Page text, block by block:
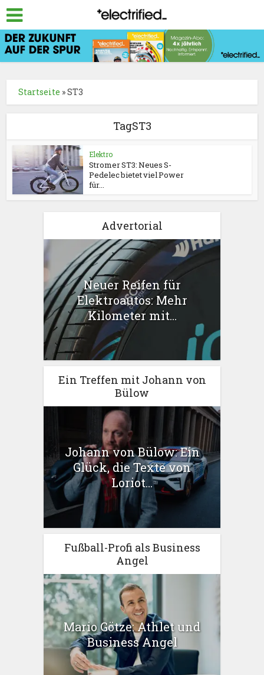
Startseite »ST3
TagST3
Elektro
Stromer ST3: Neues S-
Pedelec bietet viel Power
für...
Advertorial
Neuer Reifen für
Elektroautos: Mehr
Kilometer mit...
Ein Treffen mit Johann von
Bülow
Johann von Bülow: Ein
Glück, die Texte von
Loriot...
Fußball-Profi als Business
Angel
Mario Götze: Athlet und
Business Angel